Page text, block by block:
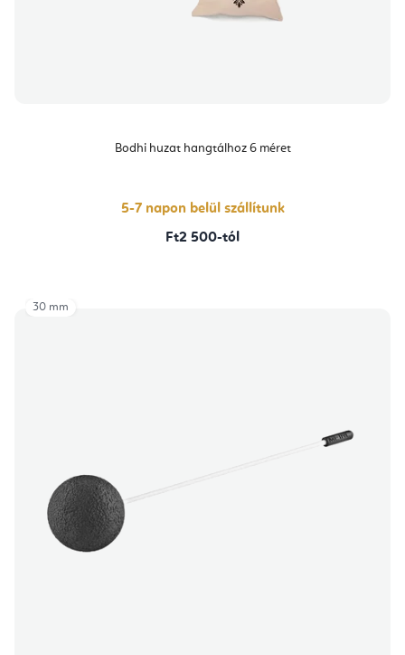
Bodhi huzat hangtálhoz 6 méret
5-7 napon belül szállítunk
Ft2 500-tól
30 mm